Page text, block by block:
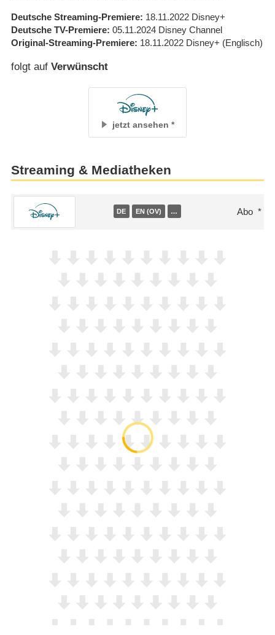
Deutsche Streaming-Premiere 18.11.2022 Disney+
Deutsche TV-Premiere 05.11.2024 Disney Channel
Original-Streaming-Premiere 18.11.2022 Disney+ (Englisch)
folgt auf Verwünscht
jetzt ansehen
Streaming & Mediatheken
DE EN (OV) … Abo